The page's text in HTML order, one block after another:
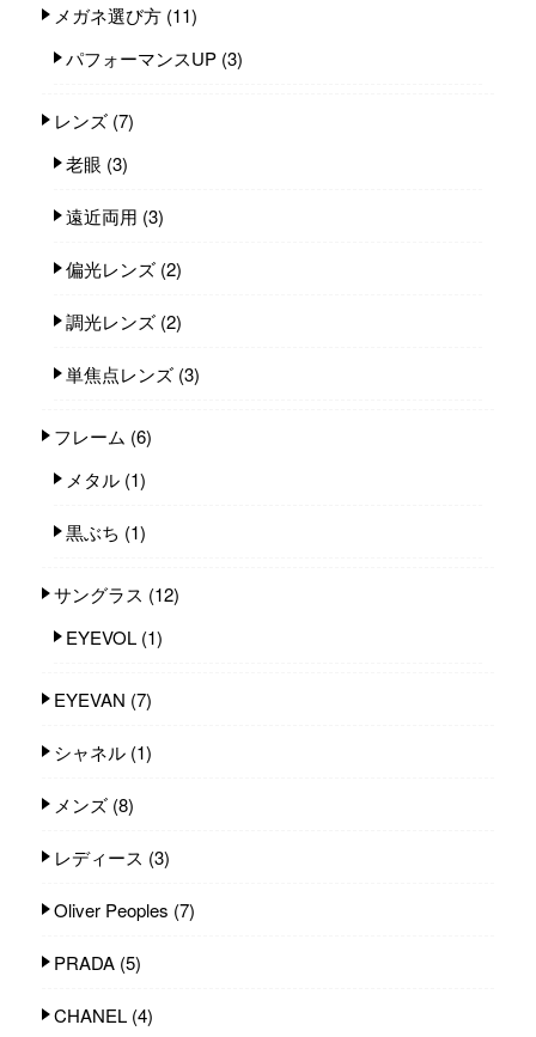
メガネ選び方 (11)
パフォーマンスUP (3)
レンズ (7)
老眼 (3)
遠近両用 (3)
偏光レンズ (2)
調光レンズ (2)
単焦点レンズ (3)
フレーム (6)
メタル (1)
黒ぶち (1)
サングラス (12)
EYEVOL (1)
EYEVAN (7)
シャネル (1)
メンズ (8)
レディース (3)
Oliver Peoples (7)
PRADA (5)
CHANEL (4)